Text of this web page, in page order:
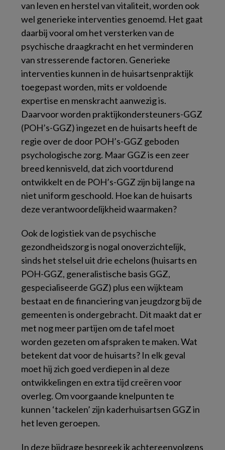
van leven en herstel van vitaliteit, worden ook
wel generieke interventies genoemd. Het gaat
daarbij vooral om het versterken van de
psychische draagkracht en het verminderen
van stresserende factoren. Generieke
interventies kunnen in de huisartsenpraktijk
toegepast worden, mits er voldoende
expertise en menskracht aanwezig is.
Daarvoor worden praktijkondersteuners-GGZ
(POH’s-GGZ) ingezet en de huisarts heeft de
regie over de door POH’s-GGZ geboden
psychologische zorg. Maar GGZ is een zeer
breed kennisveld, dat zich voortdurend
ontwikkelt en de POH’s-GGZ zijn bij lange na
niet uniform geschoold. Hoe kan de huisarts
deze verantwoordelijkheid waarmaken?
Ook de logistiek van de psychische
gezondheidszorg is nogal onoverzichtelijk,
sinds het stelsel uit drie echelons (huisarts en
POH-GGZ, generalistische basis GGZ,
gespecialiseerde GGZ) plus een wijkteam
bestaat en de financiering van jeugdzorg bij de
gemeenten is ondergebracht. Dit maakt dat er
met nog meer partijen om de tafel moet
worden gezeten om afspraken te maken. Wat
betekent dat voor de huisarts? In elk geval
moet hij zich goed verdiepen in al deze
ontwikkelingen en extra tijd creëren voor
overleg. Om voorgaande knelpunten te
kunnen ‘tackelen’ zijn kaderhuisartsen GGZ in
het leven geroepen.
In deze bijdrage bespreek ik achtereenvolgens